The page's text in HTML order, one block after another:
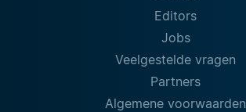
Editors
Jobs
Veelgestelde vragen
Partners
Algemene voorwaarden